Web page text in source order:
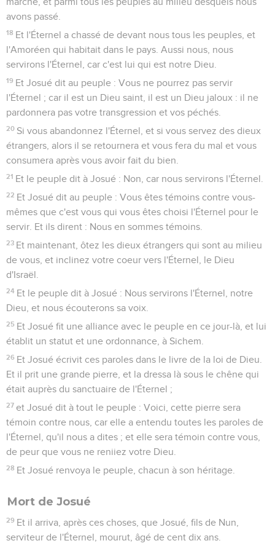
avons passé.
18 Et l'Éternel a chassé de devant nous tous les peuples, et
l'Amoréen qui habitait dans le pays. Aussi nous, nous
servirons l'Éternel, car c'est lui qui est notre Dieu.
19 Et Josué dit au peuple : Vous ne pourrez pas servir
l'Éternel ; car il est un Dieu saint, il est un Dieu jaloux : il ne
pardonnera pas votre transgression et vos péchés.
20 Si vous abandonnez l'Éternel, et si vous servez des dieux
étrangers, alors il se retournera et vous fera du mal et vous
consumera après vous avoir fait du bien.
21 Et le peuple dit à Josué : Non, car nous servirons l'Éternel.
22 Et Josué dit au peuple : Vous êtes témoins contre vous-
mêmes que c'est vous qui vous êtes choisi l'Éternel pour le
servir. Et ils dirent : Nous en sommes témoins.
23 Et maintenant, ôtez les dieux étrangers qui sont au milieu
de vous, et inclinez votre coeur vers l'Éternel, le Dieu
d'Israël.
24 Et le peuple dit à Josué : Nous servirons l'Éternel, notre
Dieu, et nous écouterons sa voix.
25 Et Josué fit une alliance avec le peuple en ce jour-là, et lui
établit un statut et une ordonnance, à Sichem.
26 Et Josué écrivit ces paroles dans le livre de la loi de Dieu.
Et il prit une grande pierre, et la dressa là sous le chêne qui
était auprès du sanctuaire de l'Éternel ;
27 et Josué dit à tout le peuple : Voici, cette pierre sera
témoin contre nous, car elle a entendu toutes les paroles de
l'Éternel, qu'il nous a dites ; et elle sera témoin contre vous,
de peur que vous ne reniiez votre Dieu.
28 Et Josué renvoya le peuple, chacun à son héritage.
Mort de Josué
29 Et il arriva, après ces choses, que Josué, fils de Nun,
serviteur de l'Éternel, mourut, âgé de cent dix ans.